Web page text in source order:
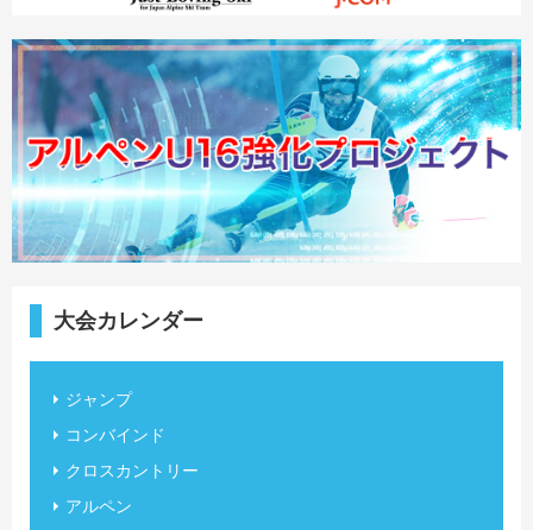
大会カレンダー
ジャンプ
コンバインド
クロスカントリー
アルペン